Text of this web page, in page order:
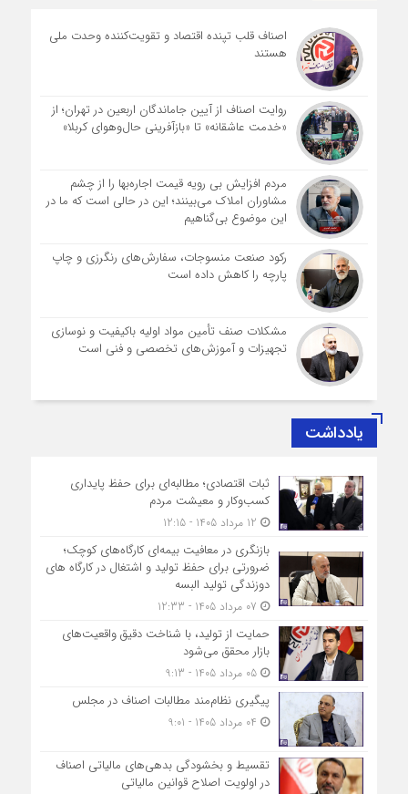
اصناف قلب تپنده اقتصاد و تقویت‌کننده وحدت ملی
هستند
روایت اصناف از آیین جاماندگان اربعین در تهران؛ از
«خدمت عاشقانه» تا «بازآفرینی حال‌وهوای کربلا»
مردم افزایش بی رویه قیمت اجاره‌بها را از چشم
مشاوران املاک می‌بینند؛ این در حالی است که ما در
این موضوع بی‌گناهیم
رکود صنعت منسوجات، سفارش‌های رنگرزی و چاپ
پارچه را کاهش داده است
مشکلات صنف تأمین مواد اولیه باکیفیت و نوسازی
تجهیزات و آموزش‌های تخصصی و فنی است
یادداشت
ثبات اقتصادی؛ مطالبه‌ای برای حفظ پایداری
کسب‌وکار و معیشت مردم
بازنگری در معافیت بیمه‌ای کارگاه‌های کوچک؛
ضرورتی برای حفظ تولید و اشتغال در کارگاه های
دوزندگی تولید البسه
حمایت از تولید، با شناخت دقیق واقعیت‌های
بازار محقق می‌شود
05 مرداد 1405 - 9:13
پیگیری نظام‌مند مطالبات اصناف در مجلس
تقسیط و بخشودگی بدهی‌های مالیاتی اصناف
در اولویت اصلاح قوانین مالیاتی